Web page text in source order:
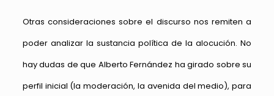
Otras consideraciones sobre el discurso nos remiten a
poder analizar la sustancia política de la alocución. No
hay dudas de que Alberto Fernández ha girado sobre su
perfil inicial (la moderación, la avenida del medio), para